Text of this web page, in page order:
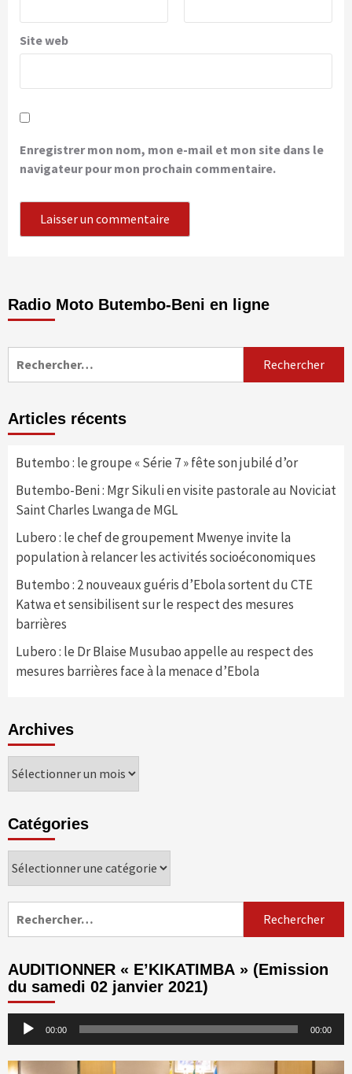
Site web
Enregistrer mon nom, mon e-mail et mon site dans le
navigateur pour mon prochain commentaire.
Radio Moto Butembo-Beni en ligne
Articles récents
Butembo : le groupe « Série 7 » fête son jubilé d’or
Butembo-Beni : Mgr Sikuli en visite pastorale au Noviciat
Saint Charles Lwanga de MGL
Lubero : le chef de groupement Mwenye invite la
population à relancer les activités socioéconomiques
Butembo : 2 nouveaux guéris d’Ebola sortent du CTE
Katwa et sensibilisent sur le respect des mesures
barrières
Lubero : le Dr Blaise Musubao appelle au respect des
mesures barrières face à la menace d’Ebola
Archives
Archives
Catégories
Catégories
AUDITIONNER « E’KIKATIMBA » (Emission
du samedi 02 janvier 2021)
Lecteur 00:00 00:00